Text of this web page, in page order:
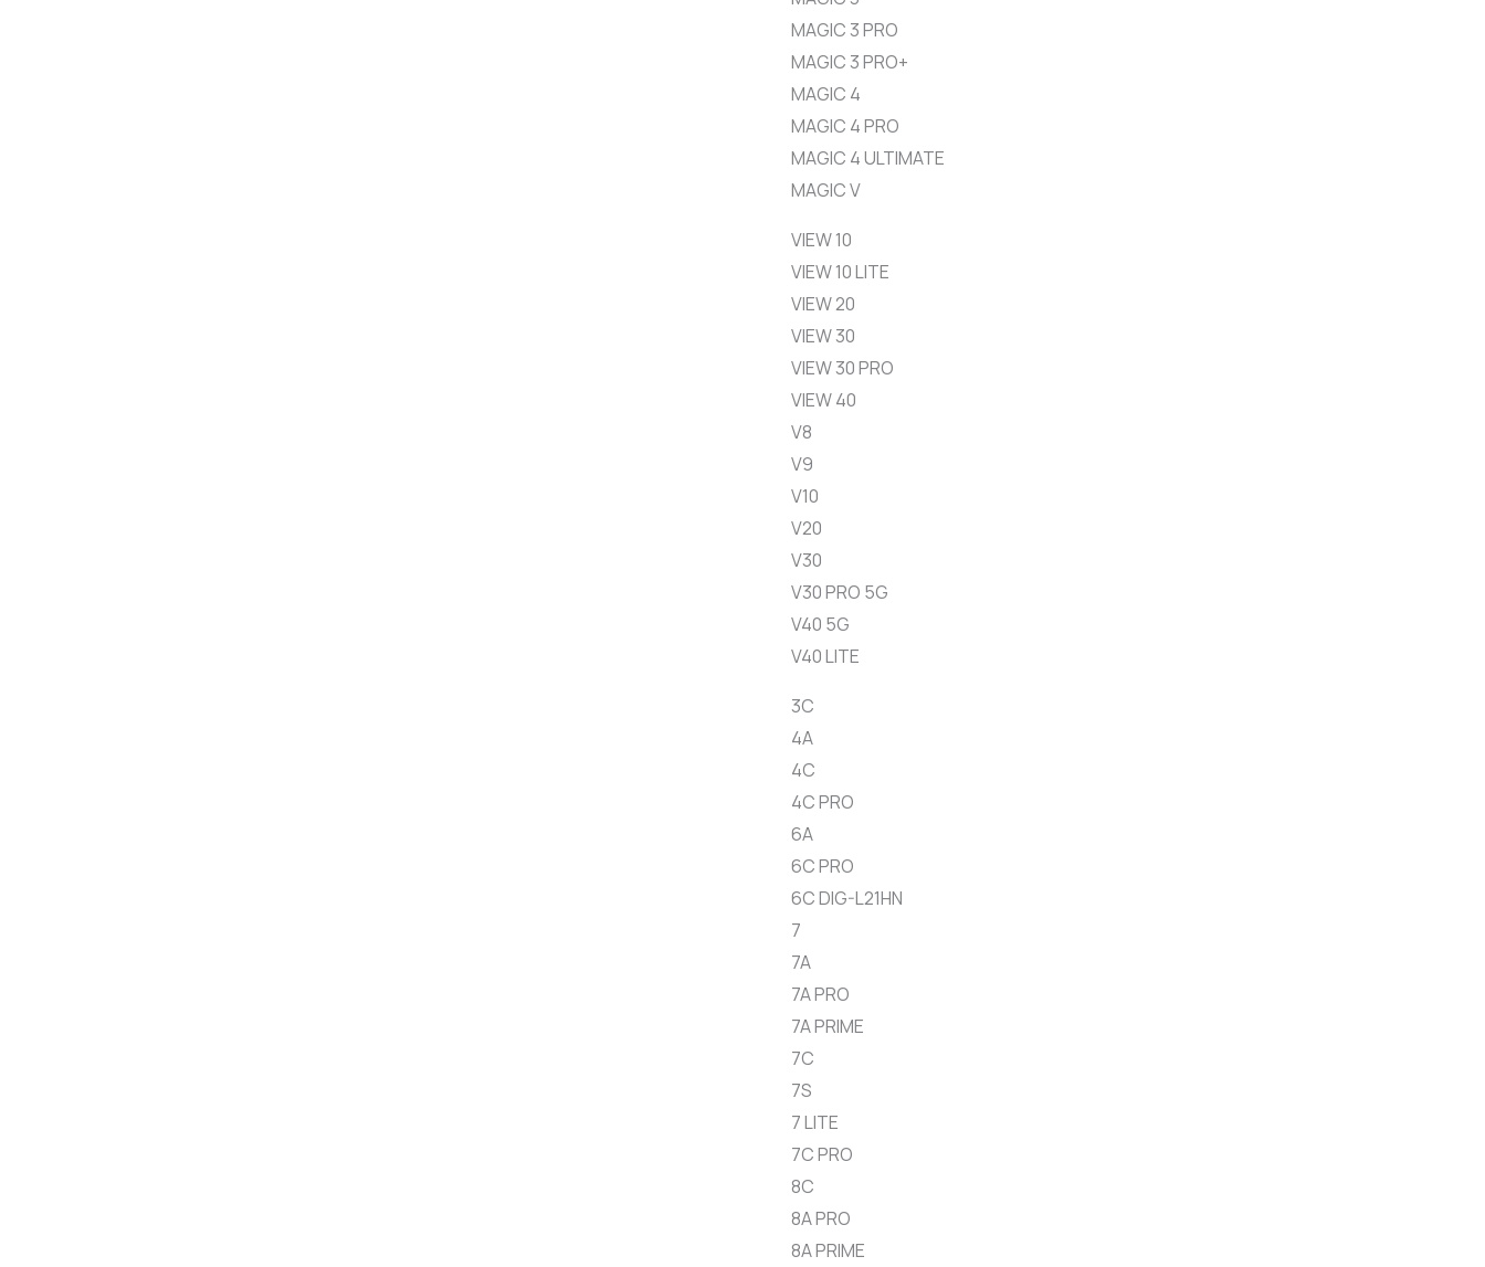
MAGIC 3 PRO
MAGIC 3 PRO+
MAGIC 4
MAGIC 4 PRO
MAGIC 4 ULTIMATE
MAGIC V
VIEW 10
VIEW 10 LITE
VIEW 20
VIEW 30
VIEW 30 PRO
VIEW 40
V8
V9
V10
V20
V30
V30 PRO 5G
V40 5G
V40 LITE
3C
4A
4C
4C PRO
6A
6C PRO
6C DIG-L21HN
7
7A
7A PRO
7A PRIME
7C
7S
7 LITE
7C PRO
8C
8A PRO
8A PRIME